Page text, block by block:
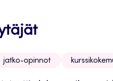
jatko-opinnot